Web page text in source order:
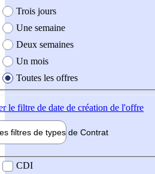
Trois jours
Une semaine
Deux semaines
Un mois
Toutes les offres
le filtre de date de création de l'offre
filtres de types de Contrat
contrat
CDI